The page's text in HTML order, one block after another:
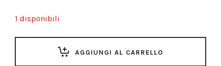
1 disponibili
AGGIUNGI AL CARRELLO